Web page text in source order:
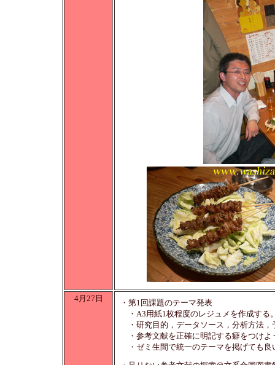
4月27日
・第1回課題のテーマ発表
・A3用紙1枚程度のレジュメを作成する
・研究目的，データソース，分析方法，
・参考文献を正確に明記する癖をつけよ
・ゼミ生間で統一のテーマを掲げても良